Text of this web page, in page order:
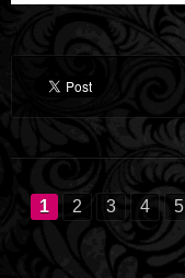
1 2 3 4 5